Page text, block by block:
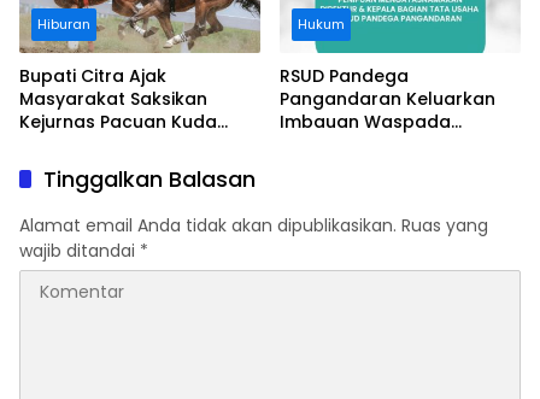
Hiburan
Bupati Citra Ajak
Masyarakat Saksikan
Kejurnas Pacuan Kuda
Legokjawa
Hukum
RSUD Pandega
Pangandaran Keluarkan
Imbauan Waspada
Tinggalkan Balasan
Alamat email Anda tidak akan dipublikasikan. Ruas yang
wajib ditandai *